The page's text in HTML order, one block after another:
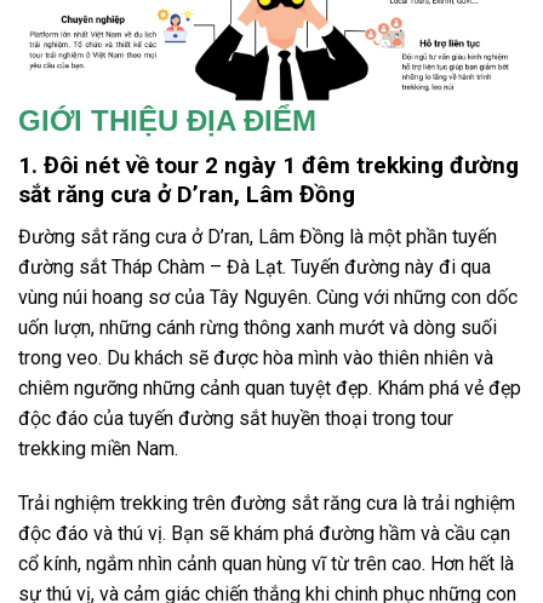
GIỚI THIỆU ĐỊA ĐIỂM
1. Đôi nét về tour 2 ngày 1 đêm trekking đường
sắt răng cưa ở D’ran, Lâm Đồng
Đường sắt răng cưa ởD’ran, Lâm Đồng là một phần tuyến
đường sắt Tháp Chàm – Đà Lạt. Tuyến đường này đi qua
vùng núi hoang sơ của Tây Nguyên. Cùng với những con dốc
uốn lượn, những cánh rừng thông xanh mướt và dòng suối
trong veo. Du khách sẽ được hòa mình vào thiên nhiên và
chiêm ngưỡng những cảnh quan tuyệt đẹp. Khám phá vẻ đẹp
độc đáo của tuyến đường sắt huyền thoại trong tour
trekking miền Nam.
Trải nghiệm trekking trên đường sắt răng cưa là trải nghiệm
độc đáo và thú vị. Bạn sẽ khám phá đường hầm và cầu cạn
cổ kính, ngắm nhìn cảnh quan hùng vĩ từ trên cao. Hơn hết là
sự thú vị, và cảm giác chiến thắng khi chinh phục những con